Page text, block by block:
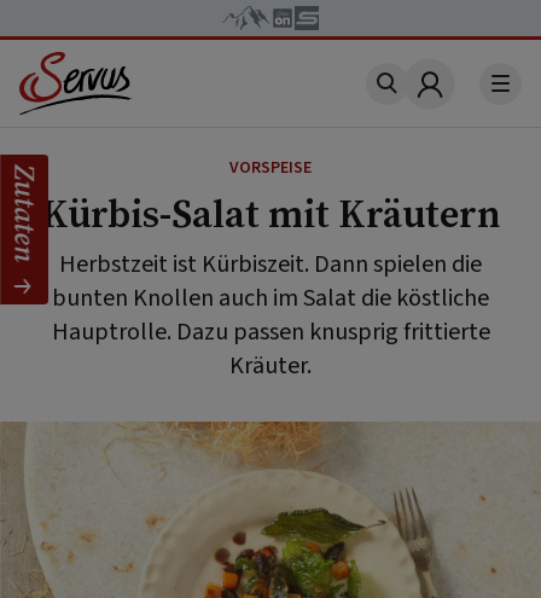
Account
VORSPEISE
Kürbis-Salat mit Kräutern
Herbstzeit ist Kürbiszeit. Dann spielen die
bunten Knollen auch im Salat die köstliche
Hauptrolle. Dazu passen knusprig frittierte
Kräuter.
Zutaten